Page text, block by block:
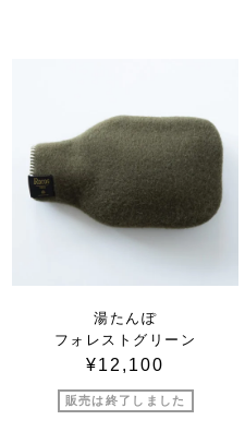
湯たんぽ
フォレストグリーン
¥12,100
販売は終了しました